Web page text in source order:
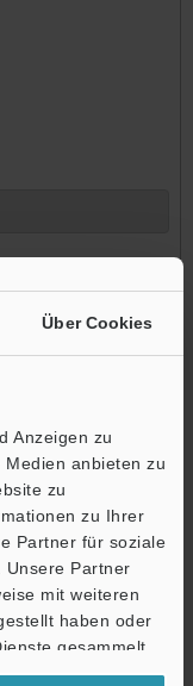
Über Cookies
Anzeigen zu
anbieten zu
zu
zu Ihrer
Partner für soziale
Unsere Partner
mit weiteren
haben oder
gesammelt
Anfrage mit.
ein.
Web-Account
Passworts weiter.
Sie die
abschließen.